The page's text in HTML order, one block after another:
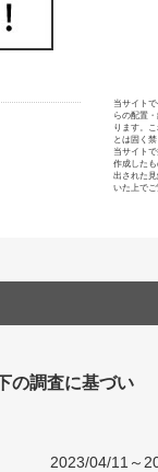
当サイト
らの配置
ります。
とは固く禁
当サイト
作成した
出された
いた上でご
の調査に基づい
2023/04/11～